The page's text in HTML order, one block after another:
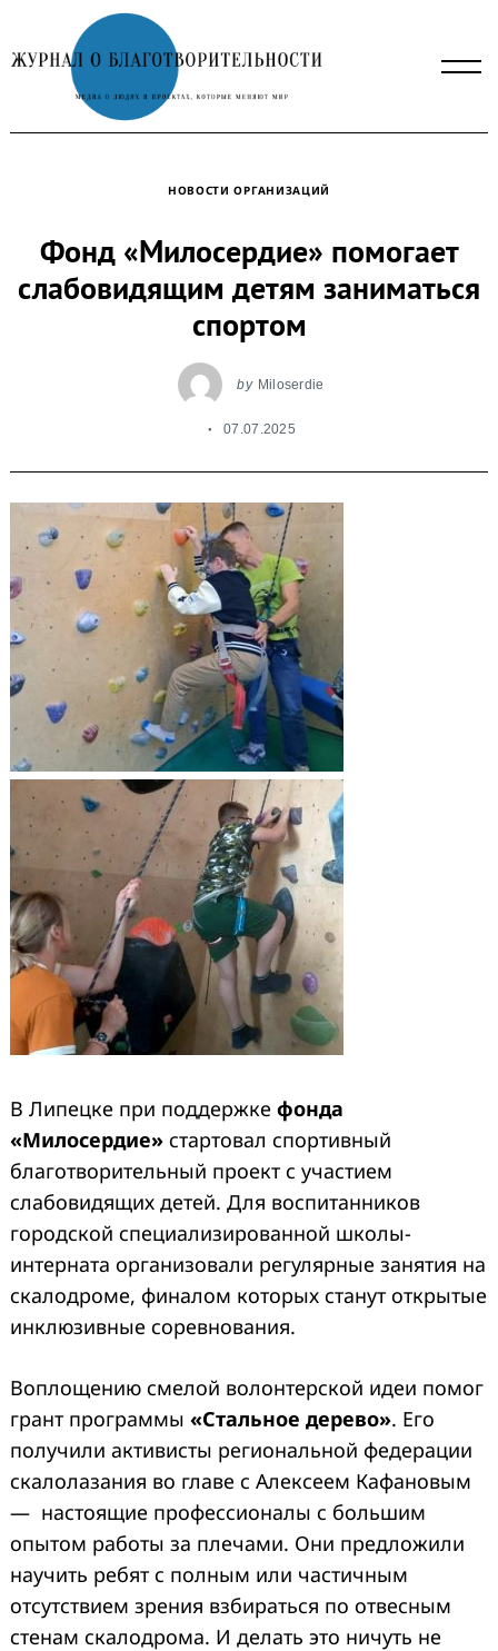
to
content
НОВОСТИ ОРГАНИЗАЦИЙ
Фонд «Милосердие» помогает
слабовидящим детям заниматься
спортом
by Miloserdie
07.07.2025
В Липецке при поддержке фонда
«Милосердие» стартовал спортивный
благотворительный проект с участием
слабовидящих детей. Для воспитанников
городской специализированной школы-
интерната организовали регулярные занятия на
скалодроме, финалом которых станут открытые
инклюзивные соревнования.
Воплощению смелой волонтерской идеи помог
грант программы «Стальное дерево». Его
получили активисты региональной федерации
скалолазания во главе с Алексеем Кафановым
— настоящие профессионалы с большим
опытом работы за плечами. Они предложили
научить ребят с полным или частичным
отсутствием зрения взбираться по отвесным
стенам скалодрома. И делать это ничуть не